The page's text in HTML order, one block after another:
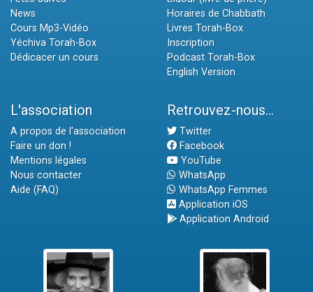
News
Cours Mp3-Vidéo
Yéchiva Torah-Box
Dédicacer un cours
Horaires de Chabbath
Livres Torah-Box
Inscription
Podcast Torah-Box
English Version
L'association
A propos de l'association
Faire un don !
Mentions légales
Nous contacter
Aide (FAQ)
Retrouvez-nous...
Twitter
Facebook
YouTube
WhatsApp
WhatsApp Femmes
Application iOS
Application Android